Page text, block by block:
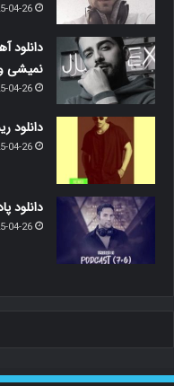
04-26
نمیشی
04-26
دانلود
04-26
دانلود
04-26